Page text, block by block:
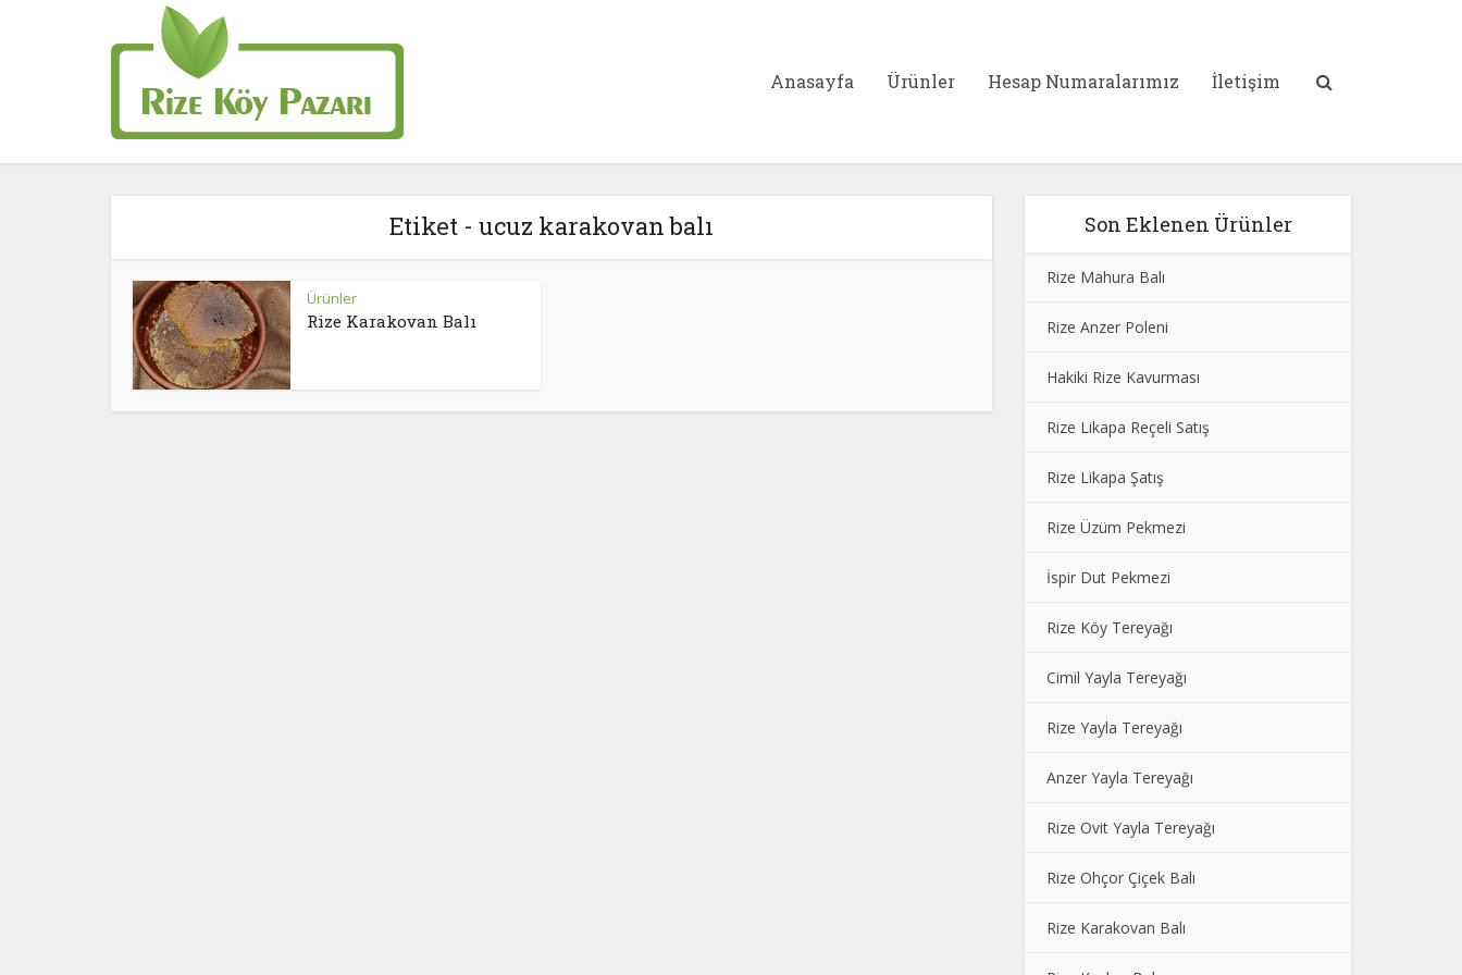
Anasayfa Ürünler Hesap Numaralarımız İletişim
Etiket - ucuz karakovan balı
Ürünler
Rize Karakovan Balı
Son Eklenen Ürünler
Rize Mahura Balı
Rize Anzer Poleni
Hakiki Rize Kavurması
Rize Likapa Reçeli Satış
Rize Likapa Şatış
Rize Üzüm Pekmezi
İspir Dut Pekmezi
Rize Köy Tereyağı
Cimil Yayla Tereyağı
Rize Yayla Tereyağı
Anzer Yayla Tereyağı
Rize Ovit Yayla Tereyağı
Rize Ohçor Çiçek Balı
Rize Karakovan Balı